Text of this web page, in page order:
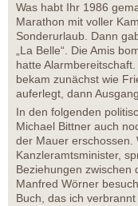
Was habt Ihr 1986
Marathon mit voller
Sonderurlaub. Dann
„La Belle“. Die Amis
hatte
bekam zunächst wie
auferlegt, dann
In den folgenden
Michael Bittner auch
der Mauer erschossen.
Kanzleramtsminister,
Beziehungen zwischen
Manfred Wörner
Buch, das ich verbrannt